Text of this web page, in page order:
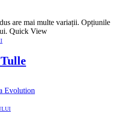
are mai multe variații. Opțiunile
Quick View